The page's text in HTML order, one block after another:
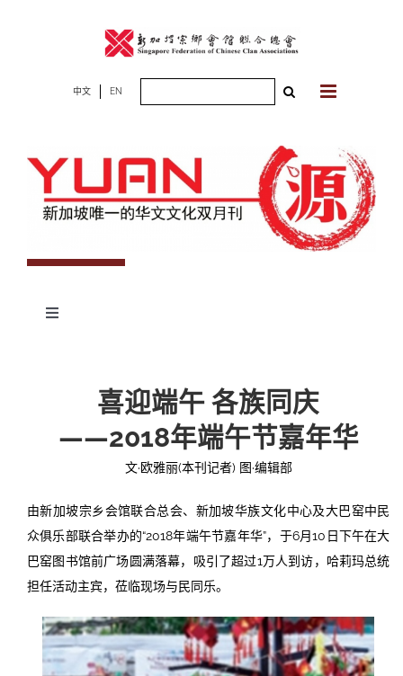
中文 EN
Toggle
历史
文学
往期杂志
180期
179期
178期
177期
“本土文学”栏目征稿
《源》杂志简介
编委会
联系我们
登录
{username} | 退出
喜迎端午 各族同庆
——2018年端午节嘉年华
文·欧雅丽(本刊记者) 图·编辑部
由新加坡宗乡会馆联合总会、新加坡华族文化中心及大巴窑中民
众俱乐部联合举办的“2018年端午节嘉年华”，于6月10日下午在大
巴窑图书馆前广场圆满落幕，吸引了超过1万人到访，哈莉玛总统
担任活动主宾，莅临现场与民同乐。